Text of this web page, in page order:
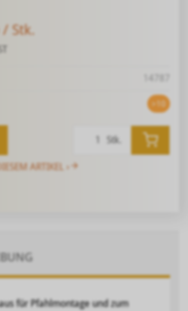
/ Stk.
>10
Stk.
ARTIKEL ›
für Pfahlmontage und zum